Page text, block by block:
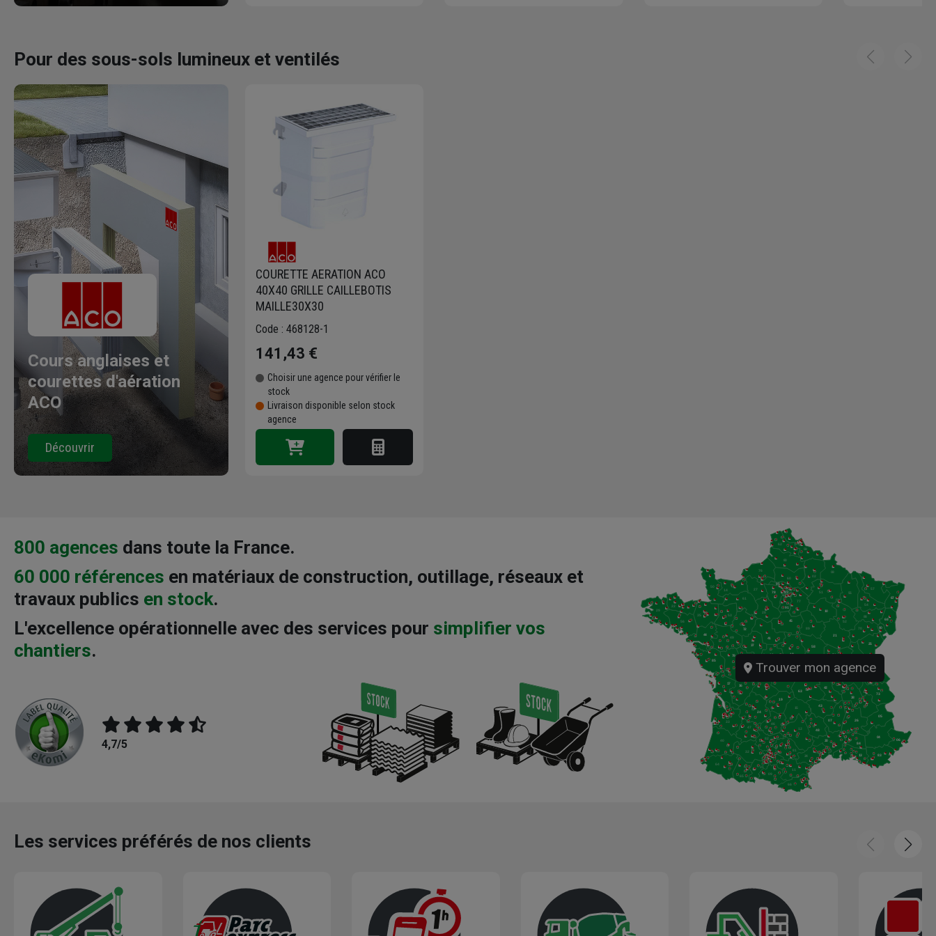
Pour des sous-sols lumineux et ventilés
Cours anglaises et
courettes d'aération
ACO
Découvrir
COURETTE AERATION ACO
40X40 GRILLE CAILLEBOTIS
MAILLE30X30
Code : 468128-1
141,43 €
Choisir une agence pour vérifier le
stock
Livraison disponible selon stock
agence
800 agences dans toute la France.
60 000 références en matériaux de construction, outillage, réseaux et
travaux publics en stock.
L'excellence opérationnelle avec des services pour simplifier vos
chantiers.
4,7/5
Trouver mon agence
Les services préférés de nos clients